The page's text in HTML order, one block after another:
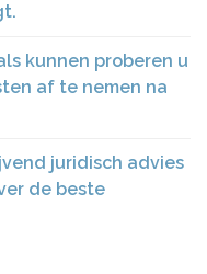
kunnen proberen u
af te nemen na
juridisch advies
de beste